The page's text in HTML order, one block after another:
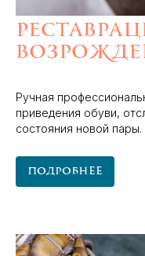
Ручная
приведения обуви,
состояния новой пары.
Подробнее